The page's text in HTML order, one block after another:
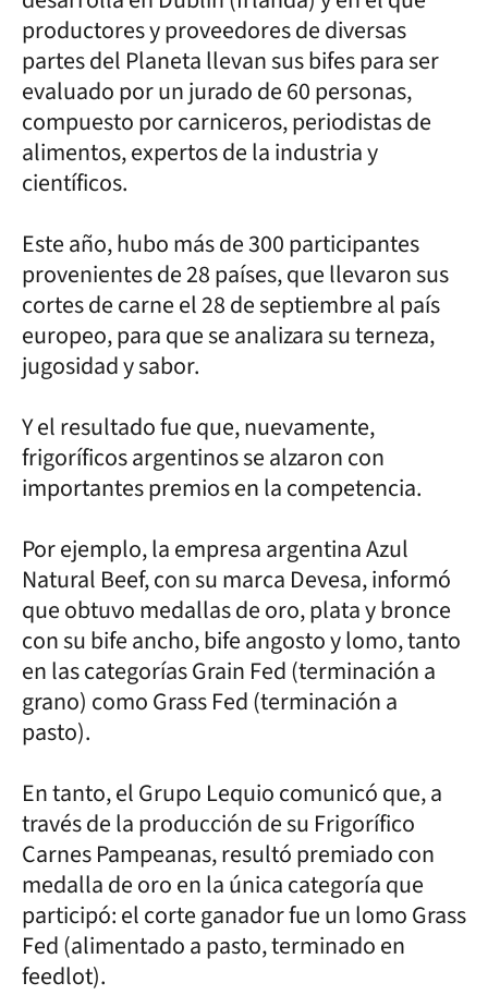
productores y proveedores de diversas
partes del Planeta llevan sus bifes para ser
evaluado por un jurado de 60 personas,
compuesto por carniceros, periodistas de
alimentos, expertos de la industria y
científicos.
Este año, hubo más de 300 participantes
provenientes de 28 países, que llevaron sus
cortes de carne el 28 de septiembre al país
europeo, para que se analizara su terneza,
jugosidad y sabor.
Y el resultado fue que, nuevamente,
frigoríficos argentinos se alzaron con
importantes premios en la competencia.
Por ejemplo, la empresa argentina Azul
Natural Beef, con su marca Devesa, informó
que obtuvo medallas de oro, plata y bronce
con su bife ancho, bife angosto y lomo, tanto
en las categorías Grain Fed (terminación a
grano) como Grass Fed (terminación a
pasto).
En tanto, el Grupo Lequio comunicó que, a
través de la producción de su Frigorífico
Carnes Pampeanas, resultó premiado con
medalla de oro en la única categoría que
participó: el corte ganador fue un lomo Grass
Fed (alimentado a pasto, terminado en
feedlot).